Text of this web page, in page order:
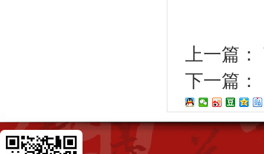
上一篇：
下一篇：